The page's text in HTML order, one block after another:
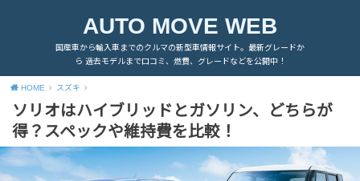
AUTO MOVE WEB
国産車から輸入車までのクルマの新型車情報サイト。最新グレードか
ら 過去モデルまで口コミ、燃費、グレードなどを公開中！
HOME スズキ
ソリオはハイブリッドとガソリン、どちらが
得？スペックや維持費を比較！